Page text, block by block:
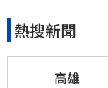
熱搜新聞
高雄